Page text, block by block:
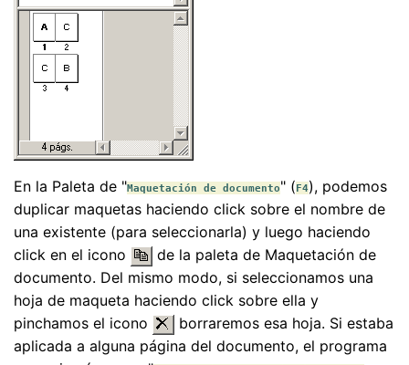
En la Paleta de "Maquetación de documento" (F4), podemos
duplicar maquetas haciendo click sobre el nombre de
una existente (para seleccionarla) y luego haciendo
click en el icono
de la paleta de Maquetación de
documento. Del mismo modo, si seleccionamos una
hoja de maqueta haciendo click sobre ella y
pinchamos el icono
borraremos esa hoja. Si estaba
aplicada a alguna página del documento, el programa